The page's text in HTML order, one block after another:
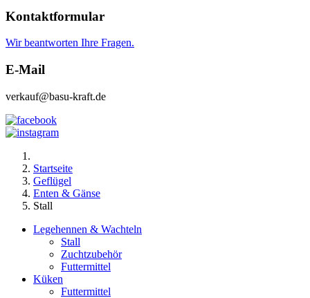
Kontaktformular
Wir beantworten Ihre Fragen.
E-Mail
verkauf@basu-kraft.de
Startseite
Geflügel
Enten & Gänse
Stall
Legehennen & Wachteln
Stall
Zuchtzubehör
Futtermittel
Küken
Futtermittel